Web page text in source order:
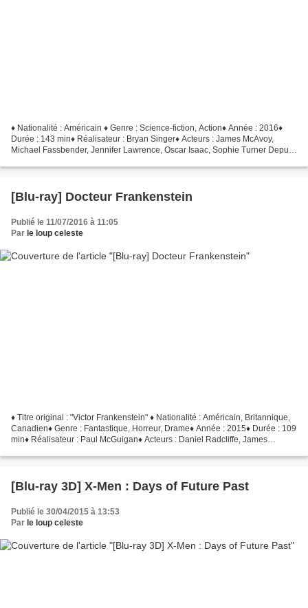
♦ Nationalité : Américain ♦ Genre : Science-fiction, Action♦ Année : 2016♦
Durée : 143 min♦ Réalisateur : Bryan Singer♦ Acteurs : James McAvoy,
Michael Fassbender, Jennifer Lawrence, Oscar Isaac, Sophie Turner Depuis
[Blu-ray] Docteur Frankenstein
Publié le 11/07/2016 à 11:05
Par le loup celeste
♦ Titre original : "Victor Frankenstein" ♦ Nationalité : Américain, Britannique,
Canadien♦ Genre : Fantastique, Horreur, Drame♦ Année : 2015♦ Durée : 109
min♦ Réalisateur : Paul McGuigan♦ Acteurs : Daniel Radcliffe, James
[Blu-ray 3D] X-Men : Days of Future Past
Publié le 30/04/2015 à 13:53
Par le loup celeste